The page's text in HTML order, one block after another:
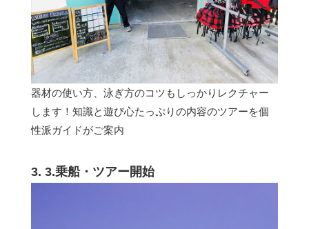
器材の使い方、泳ぎ方のコツもしっかりレクチャー
します！知識と遊び心たっぷりの内容のツアーを個
性派ガイドがご案内
3. 3.乗船・ツアー開始